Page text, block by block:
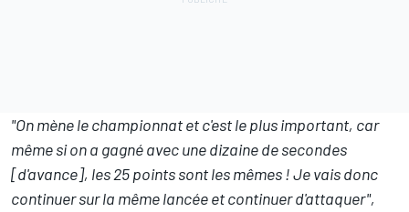
"On mène le championnat et c'est le plus important, car
même si on a gagné avec une dizaine de secondes
[d'avance], les 25 points sont les mêmes ! Je vais donc
continuer sur la même lancée et continuer d'attaquer",